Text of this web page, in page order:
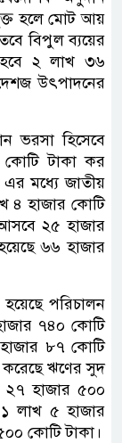
হলে মোট আয়
বিপুল ব্যয়ের
হবে ২ লাখ ৩৬
উৎপাদনের
ভরসা হিসেবে
টাকা কর
এর মধ্যে জাতীয়
৪ হাজার কোটি
২৫ হাজার
৬৬ হাজার
পরিচালন
৭৪০ কোটি
৮৭ কোটি
করেছে ঋণের সুদ
হাজার ৫০০
লাখ ৫ হাজার
কোটি টাকা।